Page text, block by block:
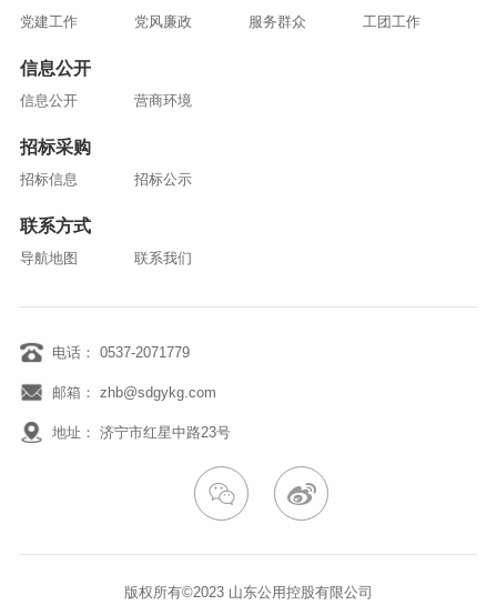
党建工作 党风廉政 服务群众 工团工作
信息公开
信息公开 营商环境
招标采购
招标信息 招标公示
联系方式
导航地图 联系我们
电话： 0537-2071779
邮箱： zhb@sdgykg.com
地址： 济宁市红星中路23号
版权所有©2023 山东公用控股有限公司